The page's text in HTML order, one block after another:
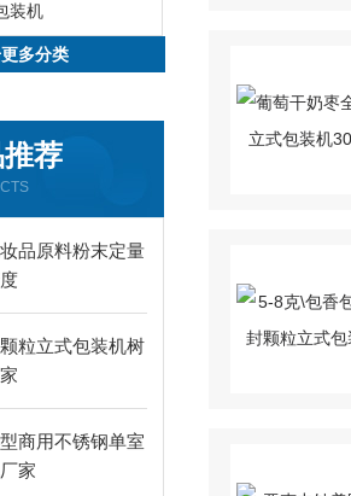
装机
多分类
荐
品原料粉末定量
粒立式包装机树
商用不锈钢单室
家